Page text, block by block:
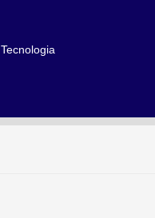
Tecnologia